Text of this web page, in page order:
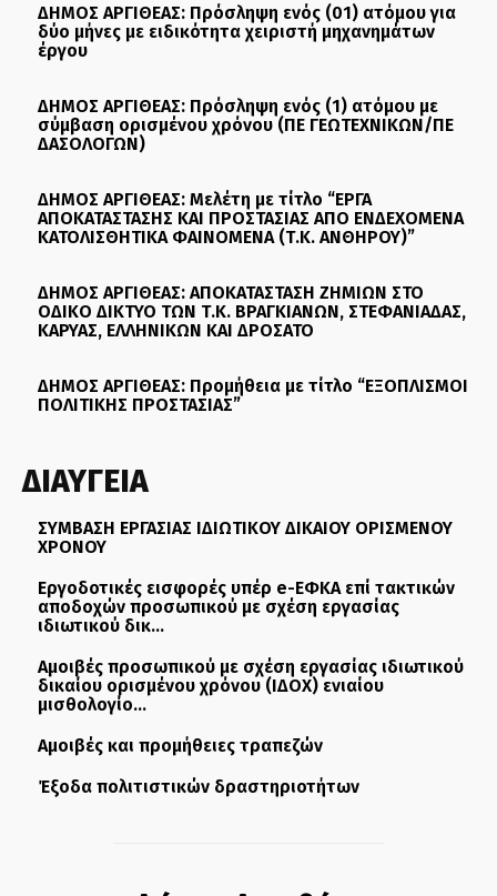
ΔΗΜΟΣ ΑΡΓΙΘΕΑΣ: Πρόσληψη ενός (01) ατόμου για
δύο μήνες με ειδικότητα χειριστή μηχανημάτων
έργου
ΔΗΜΟΣ ΑΡΓΙΘΕΑΣ: Πρόσληψη ενός (1) ατόμου με
σύμβαση ορισμένου χρόνου (ΠΕ ΓΕΩΤΕΧΝΙΚΩΝ/ΠΕ
ΔΑΣΟΛΟΓΩΝ)
ΔΗΜΟΣ ΑΡΓΙΘΕΑΣ: Μελέτη με τίτλο “ΕΡΓΑ
ΑΠΟΚΑΤΑΣΤΑΣΗΣ ΚΑΙ ΠΡΟΣΤΑΣΙΑΣ ΑΠΟ ΕΝΔΕΧΟΜΕΝΑ
ΚΑΤΟΛΙΣΘΗΤΙΚΑ ΦΑΙΝΟΜΕΝΑ (Τ.Κ. ΑΝΘΗΡΟΥ)”
ΔΗΜΟΣ ΑΡΓΙΘΕΑΣ: ΑΠΟΚΑΤΑΣΤΑΣΗ ΖΗΜΙΩΝ ΣΤΟ
ΟΔΙΚΟ ΔΙΚΤΥΟ ΤΩΝ Τ.Κ. ΒΡΑΓΚΙΑΝΩΝ, ΣΤΕΦΑΝΙΑΔΑΣ,
ΚΑΡΥΑΣ, ΕΛΛΗΝΙΚΩΝ ΚΑΙ ΔΡΟΣΑΤΟ
ΔΗΜΟΣ ΑΡΓΙΘΕΑΣ: Προμήθεια με τίτλο “ΕΞΟΠΛΙΣΜΟΙ
ΠΟΛΙΤΙΚΗΣ ΠΡΟΣΤΑΣΙΑΣ”
ΔΙΑΥΓΕΙΑ
ΣΥΜΒΑΣΗ ΕΡΓΑΣΙΑΣ ΙΔΙΩΤΙΚΟΥ ΔΙΚΑΙΟΥ ΟΡΙΣΜΕΝΟΥ
ΧΡΟΝΟΥ
Εργοδοτικές εισφορές υπέρ e-ΕΦΚΑ επί τακτικών
αποδοχών προσωπικού με σχέση εργασίας
ιδιωτικού δικ...
Αμοιβές προσωπικού με σχέση εργασίας ιδιωτικού
δικαίου ορισμένου χρόνου (ΙΔΟΧ) ενιαίου
μισθολογίο...
Αμοιβές και προμήθειες τραπεζών
Έξοδα πολιτιστικών δραστηριοτήτων